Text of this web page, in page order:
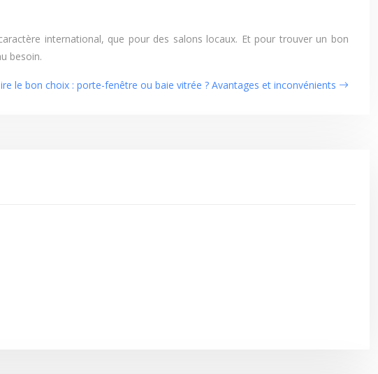
international, que pour des salons locaux. Et pour trouver un bon
besoin.
le bon choix : porte-fenêtre ou baie vitrée ? Avantages et inconvénients